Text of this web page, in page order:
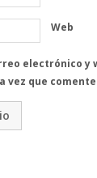
Web
electrónico y
vez que